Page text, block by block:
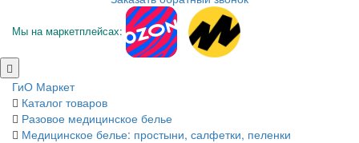
Мы на маркетплейсах:
ГиО Маркет
Каталог товаров
Разовое медицинское белье
Медицинское белье: простыни, салфетки, пеленки